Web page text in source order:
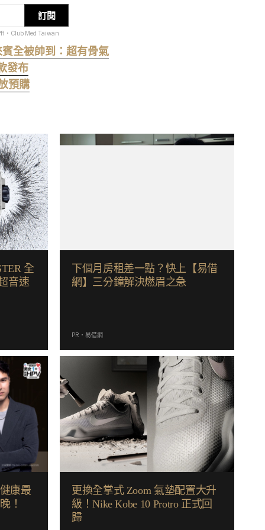
訂閱
・Club Med Taiwan
全被帥到：超有骨氣
發布
預購
全
音速
下個月房租差一點？快上【易借
網】三分鐘解決燃眉之急
PR・易借網
康最
！
更換全掌式 Zoom 氣墊配置大升
級！Nike Kobe 10 Protro 正式回
歸